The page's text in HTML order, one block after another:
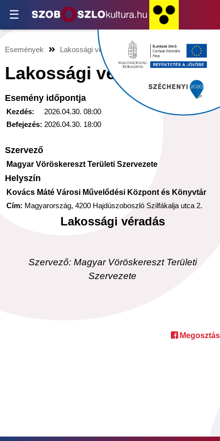
☰
Események Lakossági véradás
Lakossági véradás
Esemény időpontja
Kezdés:
2026.04.30. 08:00
Befejezés: 2026.04.30. 18:00
Szervező
Magyar Vöröskereszt Területi Szervezete
Helyszín
Kovács Máté Városi Művelődési Központ és Könyvtár
Cím: Magyarország, 4200 Hajdúszoboszló Szilfákalja utca 2.
Lakossági véradás
Szervező: Magyar Vöröskereszt Területi
Szervezete
Megosztás